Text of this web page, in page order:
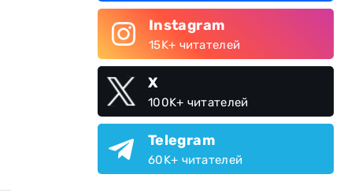
Instagram
15K+ читателей
X
100K+ читателей
Telegram
60K+ читателей